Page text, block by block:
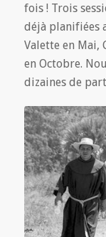
fois ! Trois
déjà planifiées
Valette en Mai,
en Octobre.
dizaines de